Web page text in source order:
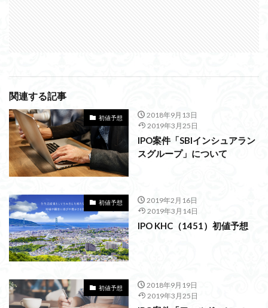
関連する記事
初値予想
2018年9月13日
2019年3月25日
IPO案件「SBIインシュアラン
スグループ」について
初値予想
2019年2月16日
2019年3月14日
IPO KHC（1451）初値予想
初値予想
2018年9月19日
2019年3月25日